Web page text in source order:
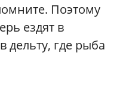
Поэтому
ездят в
дельту, где рыба